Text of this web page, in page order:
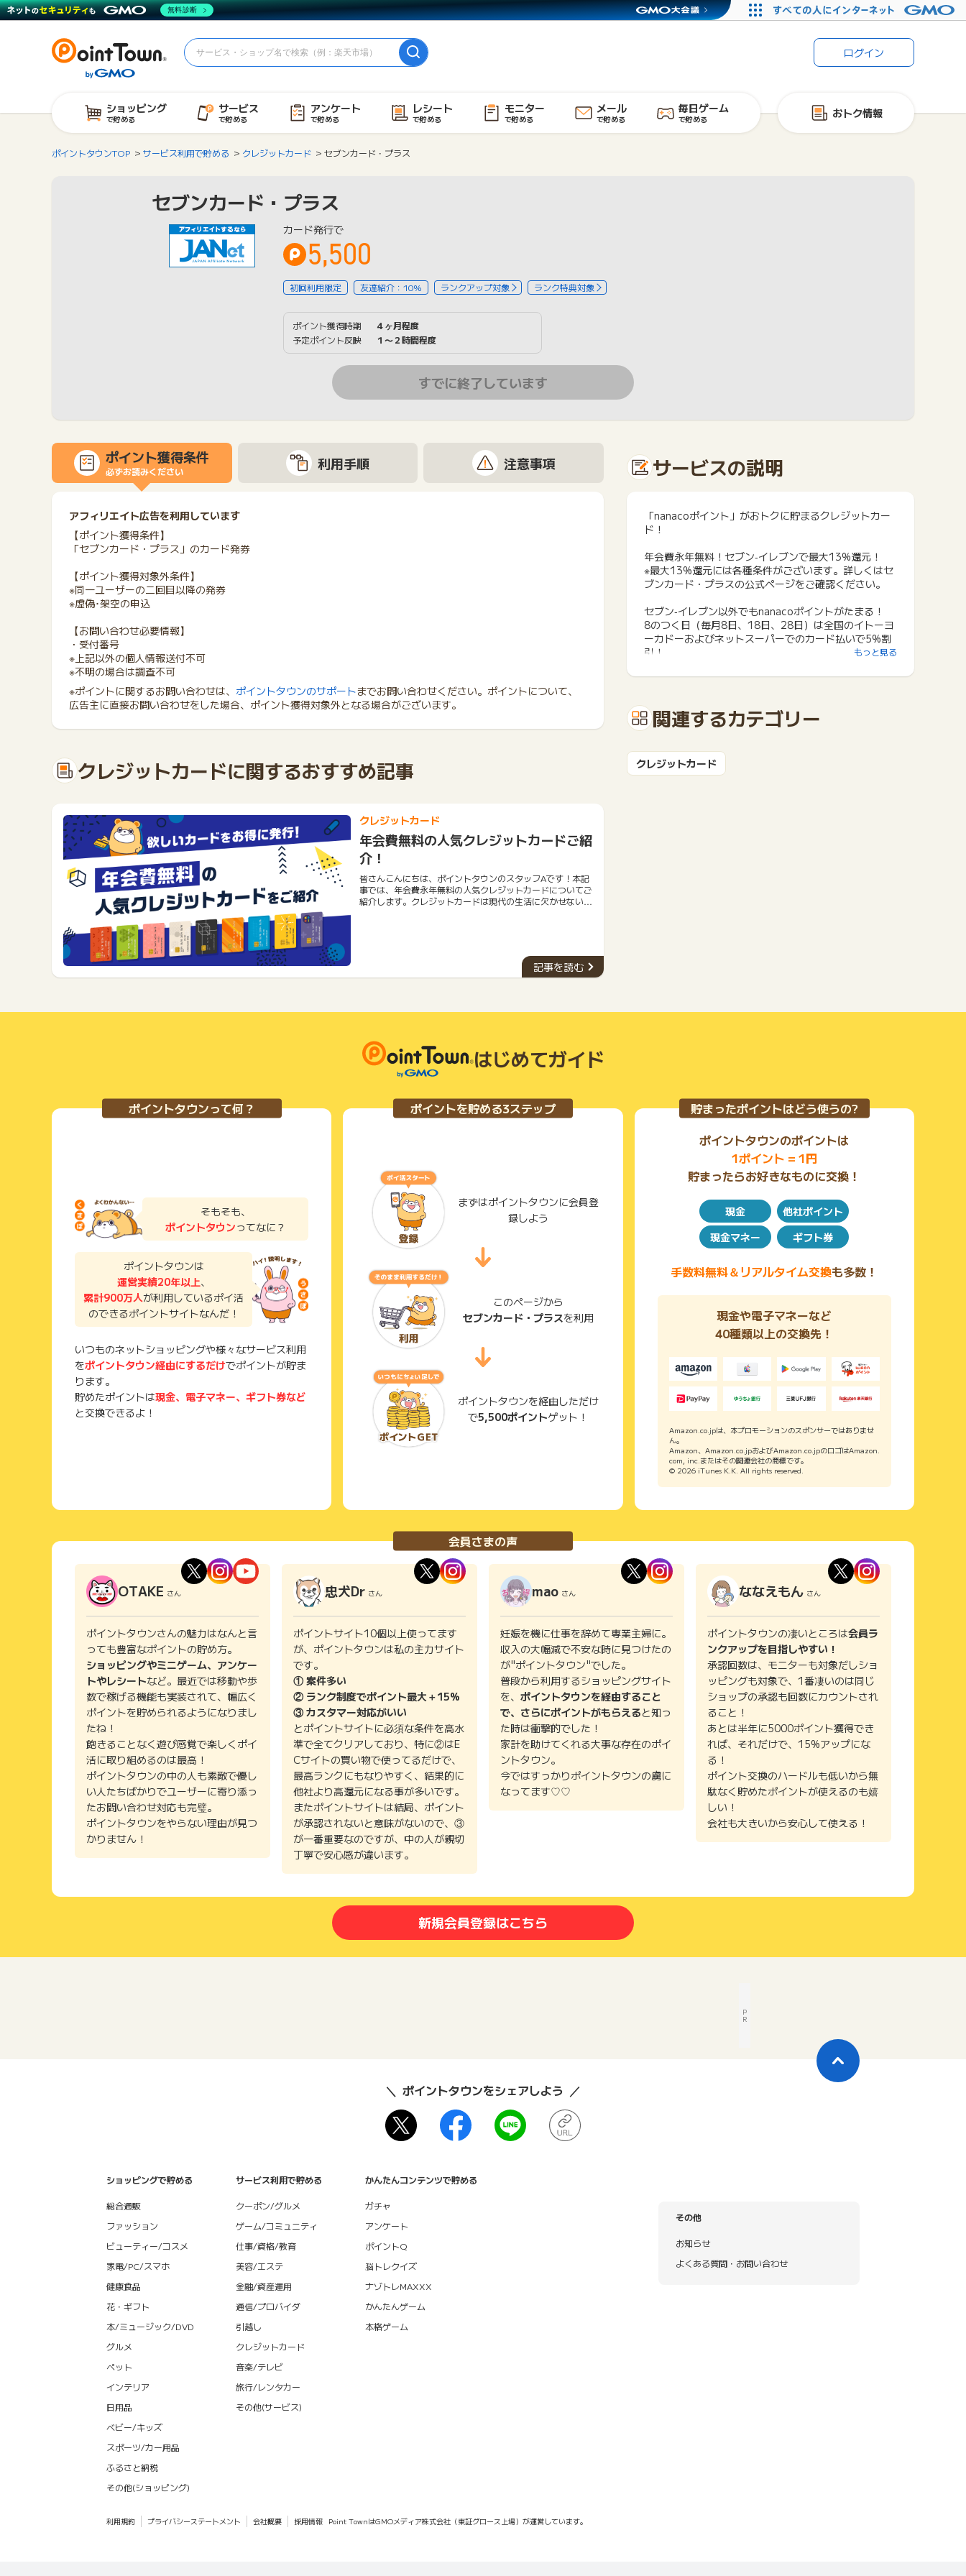
ログイン
ショッピング
で貯める
サービス
で貯める
アンケート
で貯める
レシート
で貯める
モニター
で貯める
メール
で貯める
毎日ゲーム
で貯める おトク情報
ポイントタウンTOP サービス利用で貯める クレジットカード セブンカード・プラス
セブンカード・プラス
カード発行で
5,500
初回利用限定 友達紹介：10% ランクアップ対象 ランク特典対象
ポイント獲得時期
４ヶ月程度
予定ポイント反映
１〜２時間程度
すでに終了しています
ポイント獲得条件
必ずお読みください 利用手順 注意事項
アフィリエイト広告を利用しています
【ポイント獲得条件】
「セブンカード・プラス」のカード発券
【ポイント獲得対象外条件】
※同一ユーザーの二回目以降の発券
※虚偽･架空の申込
【お問い合わせ必要情報】
・受付番号
※上記以外の個人情報送付不可
※不明の場合は調査不可
※ポイントに関するお問い合わせは、 ポイントタウンのサポートまでお問い合わせください。ポイントについて、
広告主に直接お問い合わせをした場合、ポイント獲得対象外となる場合がございます。
クレジットカードに関するおすすめ記事
クレジットカード
年会費無料の人気クレジットカードご紹
介！
皆さんこんにちは、ポイントタウンのスタッフAです！本記
事では、年会費永年無料の人気クレジットカードについてご
紹介します。クレジットカードは現代の生活に欠かせないツ
ビスを提供しながらも、年会費を一切支払う必要がありませ
ん。ぜひ、自分に合ったカードを見つけて、お得な生活を送
りましょう。
記事を読む
サービスの説明
「nanacoポイント」がおトクに貯まるクレジットカー
ド！
年会費永年無料！セブン‐イレブンで最大13%還元！
※最大13%還元には各種条件がございます。詳しくはセ
ブンカード・プラスの公式ページをご確認ください。
セブン‐イレブン以外でもnanacoポイントがたまる！
8のつく日（毎月8日、18日、28日）は全国のイトーヨ
ーカドーおよびネットスーパーでのカード払いで5%割
引！
もっと見る
関連するカテゴリー
クレジットカード
はじめてガイド
ポイントタウンって何？
そもそも、
ポイントタウンってなに？
ポイントタウンは
運営実績20年以上、
累計900万人が利用しているポイ活
のできるポイントサイトなんだ！
いつものネットショッピングや様々なサービス利用
をポイントタウン経由にするだけでポイントが貯ま
ります。
貯めたポイントは現金、電子マネー、ギフト券など
と交換できるよ！
ポイントを貯める3ステップ
まずはポイントタウンに会員登
録しよう
このページから
セブンカード・プラスを利用
ポイントタウンを経由しただけ
で5,500ポイントゲット！
貯まったポイントはどう使うの?
ポイントタウンのポイントは
1ポイント = 1円
貯まったらお好きなものに交換！
現金
他社ポイント
現金マネー
ギフト券
手数料無料＆リアルタイム交換も多数！
現金や電子マネーなど
40種類以上の交換先！
Amazon.co.jpは、本プロモーションのスポンサーではありませ
ん。
Amazon、Amazon.co.jpおよびAmazon.co.jpのロゴはAmazon.
com, inc.またはその関連会社の商標です。
© 2026 iTunes K.K. All rights reserved.
会員さまの声
OTAKE さん
ポイントタウンさんの魅力はなんと言
っても豊富なポイントの貯め方。
ショッピングやミニゲーム、アンケー
トやレシートなど。最近では移動や歩
数で稼げる機能も実装されて、幅広く
ポイントを貯められるようになりまし
たね！
飽きることなく遊び感覚で楽しくポイ
活に取り組めるのは最高！
ポイントタウンの中の人も素敵で優し
い人たちばかりでユーザーに寄り添っ
たお問い合わせ対応も完璧。
ポイントタウンをやらない理由が見つ
かりません！
忠犬Dr さん
ポイントサイト10個以上使ってます
が、ポイントタウンは私の主力サイト
です。
① 案件多い
② ランク制度でポイント最大＋15%
③ カスタマー対応がいい
とポイントサイトに必須な条件を高水
準で全てクリアしており、特に②はE
Cサイトの買い物で使ってるだけで、
最高ランクにもなりやすく、結果的に
他社より高還元になる事が多いです。
またポイントサイトは結局、ポイント
が承認されないと意味がないので、③
が一番重要なのですが、中の人が親切
丁寧で安心感が違います。
mao さん
妊娠を機に仕事を辞めて専業主婦に。
収入の大幅減で不安な時に見つけたの
が"ポイントタウン"でした。
普段から利用するショッピングサイト
を、 ポイントタウンを経由すること
で、さらにポイントがもらえると知っ
た時は衝撃的でした！
家計を助けてくれる大事な存在のポイ
ントタウン。
今ではすっかりポイントタウンの虜に
なってます♡♡
ななえもん さん
ポイントタウンの凄いところは会員ラ
ンクアップを目指しやすい！
承認回数は、モニターも対象だしショ
ッピングも対象で、1番凄いのは同じ
ショップの承認も回数にカウントされ
ること！
あとは半年に5000ポイント獲得でき
れば、それだけで、15%アップにな
る！
ポイント交換のハードルも低いから無
駄なく貯めたポイントが使えるのも嬉
しい！
会社も大きいから安心して使える！
新規会員登録はこちら
P
R
ポイントタウンをシェアしよう
ショッピングで貯める
総合通販
ファッション
ビューティー/コスメ
家電/PC/スマホ
健康食品
花・ギフト
本/ミュージック/DVD
グルメ
ペット
インテリア
日用品
ベビー/キッズ
スポーツ/カー用品
ふるさと納税
その他(ショッピング)
サービス利用で貯める
クーポン/グルメ
ゲーム/コミュニティ
仕事/資格/教育
美容/エステ
金融/資産運用
通信/プロバイダ
引越し
クレジットカード
音楽/テレビ
旅行/レンタカー
その他(サービス)
かんたんコンテンツで貯める
ガチャ
アンケート
ポイントQ
脳トレクイズ
ナゾトレMAXXX
かんたんゲーム
本格ゲーム
その他
お知らせ
よくある質問・お問い合わせ
利用規約 プライバシーステートメント 会社概要 採用情報 Point TownはGMOメディア株式会社（東証グロース上場）が運営しています。
無料診断